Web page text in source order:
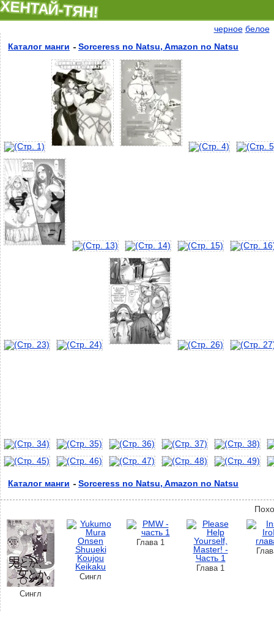
ХЕНТАЙ-ТЯН!
черное белое
Каталог манги
Sorceress no Natsu, Amazon no Natsu
Каталог манги Sorceress no Natsu, Amazon no Natsu
Сингл
Сингл
Глава 1
Глава 1